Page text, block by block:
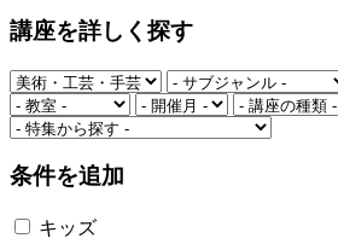
講座を詳しく探す
条件を追加
キッズ